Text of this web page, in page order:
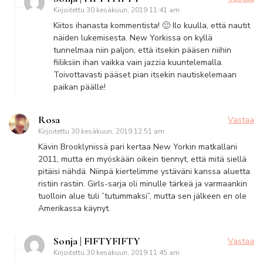
Kirjoitettu 30 kesäkuun, 2019 11:41 am
Kiitos ihanasta kommentista! 🙂 Ilo kuulla, että nautit
näiden lukemisesta. New Yorkissa on kyllä
tunnelmaa niin paljon, että itsekin pääsen niihin
fiiliksiin ihan vaikka vain jazzia kuuntelemalla.
Toivottavasti pääset pian itsekin nautiskelemaan
paikan päälle!
Rosa
Kirjoitettu 30 kesäkuun, 2019 12:51 am
Vastaa
Kävin Brooklynissä pari kertaa New Yorkin matkallani
2011, mutta en myöskään oikein tiennyt, että mitä siellä
pitäisi nähdä. Niinpä kiertelimme ystäväni kanssa aluetta
ristiin rastiin. Girls-sarja oli minulle tärkeä ja varmaankin
tuolloin alue tuli ”tutummaksi”, mutta sen jälkeen en ole
Amerikassa käynyt.
Sonja | FIFTYFIFTY
Kirjoitettu 30 kesäkuun, 2019 11:45 am
Vastaa